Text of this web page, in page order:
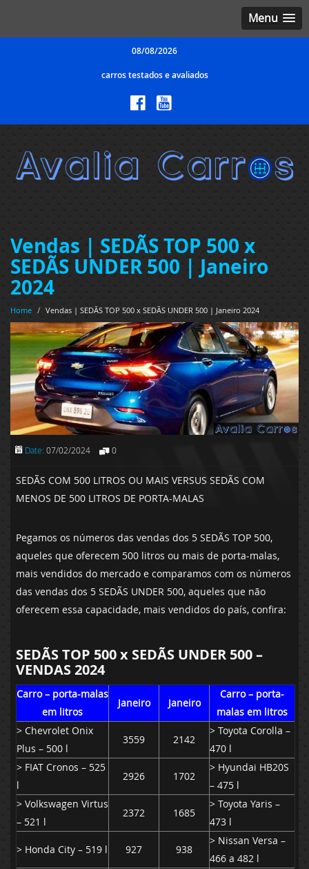
Menu
08/08/2026
carros testados e avaliados
Vendas | SEDÃS TOP 500 x
SEDÃS UNDER 500 | Janeiro
2024
Home / Vendas | SEDÃS TOP 500 x SEDÃS UNDER 500 | Janeiro 2024
Date: 07/02/2024 0
SEDÃS COM 500 LITROS OU MAIS VERSUS SEDÃS COM
MENOS DE 500 LITROS DE PORTA-MALAS
Pegamos os números das vendas dos 5 SEDÃS TOP 500,
aqueles que oferecem 500 litros ou mais de porta-malas,
mais vendidos do mercado e comparamos com os números
das vendas dos 5 SEDÃS UNDER 500, aqueles que não
oferecem essa capacidade, mais vendidos do país, confira:
SEDÃS TOP 500 x SEDÃS UNDER 500 –
VENDAS 2024
Carro – porta-malas
em litros
Janeiro Janeiro
Carro – porta-
malas em litros
> Chevrolet Onix
Plus – 500 l
3559 2142
> Toyota Corolla –
470 l
> FIAT Cronos – 525
l
2926 1702
> Hyundai HB20S
– 475 l
> Volkswagen Virtus
– 521 l
2372 1685
> Toyota Yaris –
473 l
> Honda City – 519 l 927 938
> Nissan Versa –
466 a 482 l